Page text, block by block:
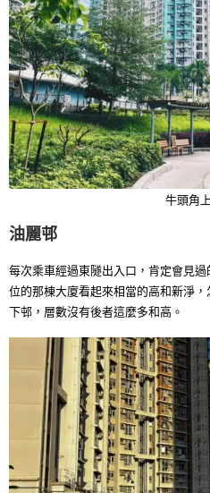
牛頭角
油麗邨
每次乘車經過東隧出入口，肯定會見
位的那棟大廈看起來相當的高和新淨
下邨，層數沒有後者這麼多和高。